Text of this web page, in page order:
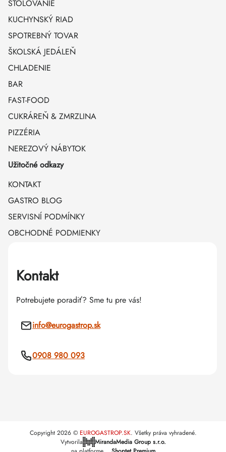
STOLOVANIE
KUCHYNSKÝ RIAD
SPOTREBNÝ TOVAR
ŠKOLSKÁ JEDÁLEŇ
CHLADENIE
BAR
FAST-FOOD
CUKRÁREŇ & ZMRZLINA
PIZZÉRIA
NEREZOVÝ NÁBYTOK
Užitočné odkazy
KONTAKT
GASTRO BLOG
SERVISNÍ PODMÍNKY
OBCHODNÉ PODMIENKY
Kontakt
Potrebujete poradiť? Sme tu pre vás!
info@eurogastrop.sk
0908 980 093
Vytvorila
MirandaMedia Group s.r.o.
Copyright 2026 EUROGASTROP.SK. Všetky práva vyhradené.